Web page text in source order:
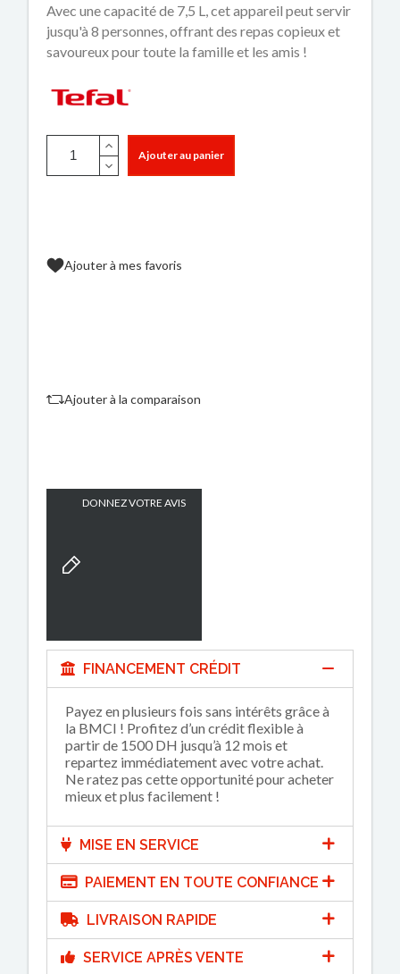
Avec une capacité de 7,5 L, cet appareil peut servir
jusqu'à 8 personnes, offrant des repas copieux et
savoureux pour toute la famille et les amis !
Ajouter au panier
Ajouter à mes favoris
Ajouter à la comparaison
DONNEZ VOTRE AVIS
FINANCEMENT CRÉDIT
Payez en plusieurs fois sans intérêts grâce à
la BMCI ! Profitez d’un crédit flexible à
partir de 1500 DH jusqu’à 12 mois et
repartez immédiatement avec votre achat.
Ne ratez pas cette opportunité pour acheter
mieux et plus facilement !
MISE EN SERVICE
PAIEMENT EN TOUTE CONFIANCE
LIVRAISON RAPIDE
SERVICE APRÈS VENTE